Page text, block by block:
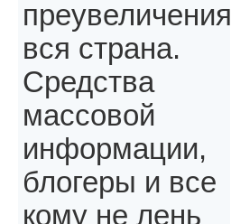
преувеличения
вся страна.
Средства
массовой
информации,
блогеры и все
кому не лень